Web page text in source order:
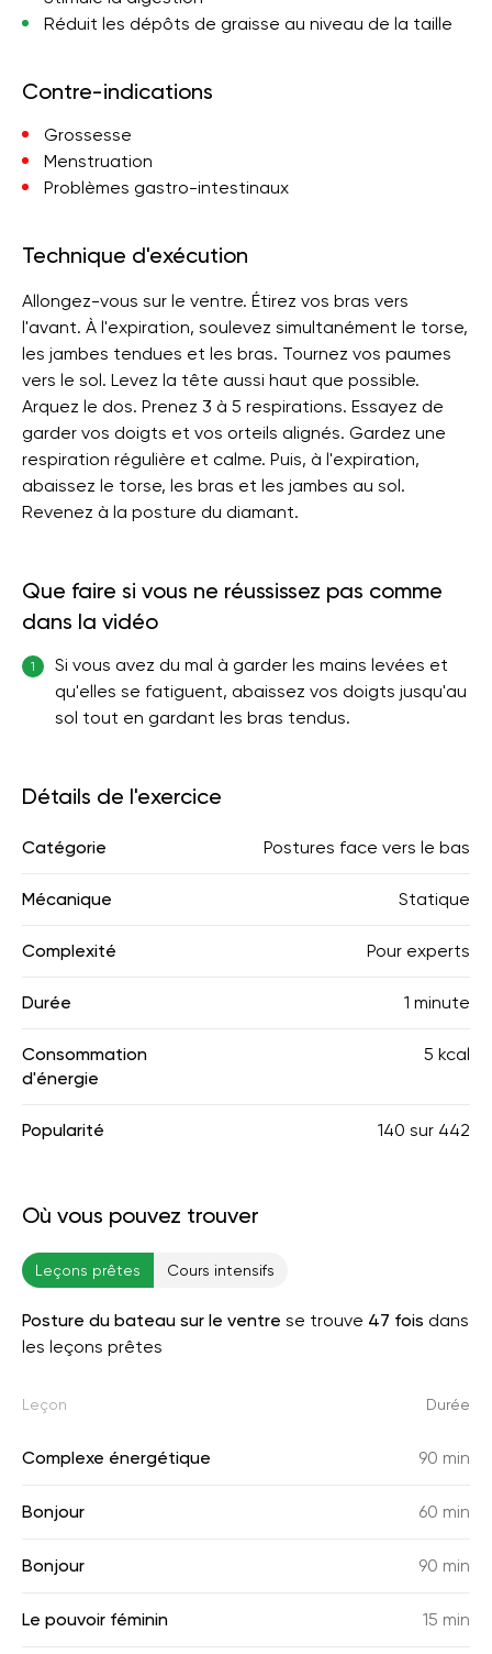
Réduit les dépôts de graisse au niveau de la taille
Contre-indications
Grossesse
Menstruation
Problèmes gastro-intestinaux
Technique d'exécution
Allongez-vous sur le ventre. Étirez vos bras vers
l'avant. À l'expiration, soulevez simultanément le torse,
les jambes tendues et les bras. Tournez vos paumes
vers le sol. Levez la tête aussi haut que possible.
Arquez le dos. Prenez 3 à 5 respirations. Essayez de
garder vos doigts et vos orteils alignés. Gardez une
respiration régulière et calme. Puis, à l'expiration,
abaissez le torse, les bras et les jambes au sol.
Revenez à la posture du diamant.
Que faire si vous ne réussissez pas comme
dans la vidéo
1
Si vous avez du mal à garder les mains levées et
qu'elles se fatiguent, abaissez vos doigts jusqu'au
sol tout en gardant les bras tendus.
Détails de l'exercice
Catégorie Postures face vers le bas
Mécanique Statique
Complexité Pour experts
Durée 1 minute
Consommation
d'énergie
5 kcal
Popularité 140 sur 442
Où vous pouvez trouver
Leçons prêtes Cours intensifs
Posture du bateau sur le ventre se trouve 47 fois dans
les leçons prêtes
Leçon Durée
Complexe énergétique 90 min
Bonjour 60 min
Bonjour 90 min
Le pouvoir féminin 15 min